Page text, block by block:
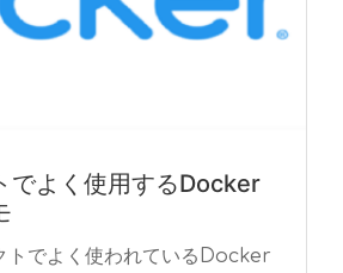
でよく使用するDocker
トでよく使われているDocker